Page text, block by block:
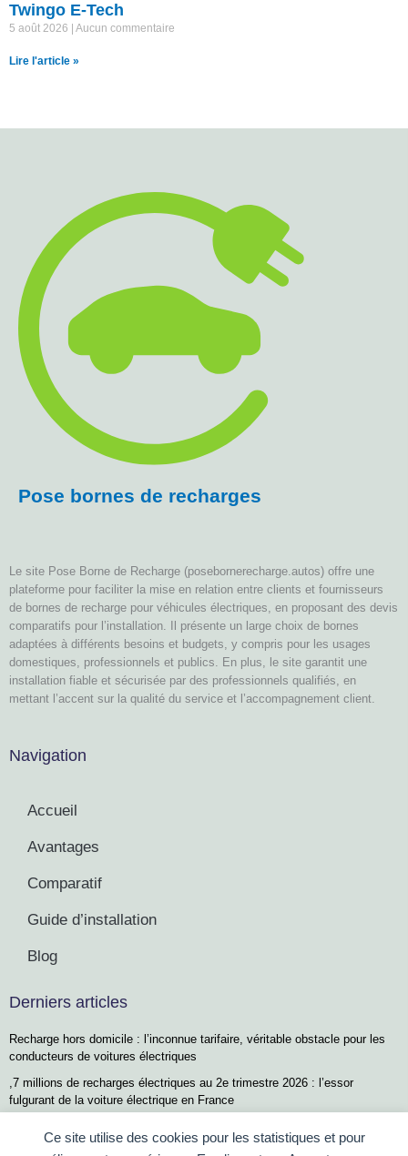
Ce site utilise des cookies pour les statistiques et pour
Twingo E-Tech
5 août 2026 Aucun commentaire
Lire l'article »
Pose bornes de recharges
Le site Pose Borne de Recharge (posebornerecharge.autos) offre une
plateforme pour faciliter la mise en relation entre clients et fournisseurs
de bornes de recharge pour véhicules électriques, en proposant des devis
comparatifs pour l’installation. Il présente un large choix de bornes
adaptées à différents besoins et budgets, y compris pour les usages
domestiques, professionnels et publics. En plus, le site garantit une
installation fiable et sécurisée par des professionnels qualifiés, en
mettant l’accent sur la qualité du service et l’accompagnement client.
Navigation
Accueil
Avantages
Comparatif
Guide d’installation
Blog
Derniers articles
Recharge hors domicile : l’inconnue tarifaire, véritable obstacle pour les
conducteurs de voitures électriques
,7 millions de recharges électriques au 2e trimestre 2026 : l’essor
fulgurant de la voiture électrique en France
décevoir avec la Renault Twingo E-Tech